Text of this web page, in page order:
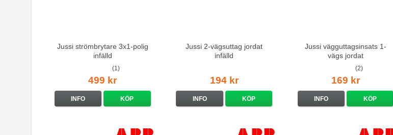
Jussi strömbrytare 3x1-polig
infälld
(1)
499 kr
INFO KÖP
Jussi 2-vägsuttag jordat
infälld
194 kr
INFO KÖP
Jussi vägguttagsinsats 1-
vägs jordat
(2)
169 kr
INFO KÖP